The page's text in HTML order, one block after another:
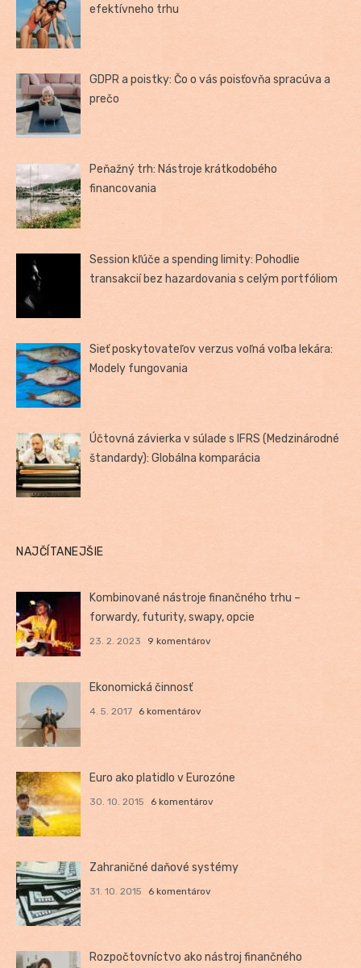
efektívneho trhu
GDPR a poistky: Čo o vás poisťovňa spracúva a
prečo
Peňažný trh: Nástroje krátkodobého
financovania
Session kľúče a spending limity: Pohodlie
transakcií bez hazardovania s celým portfóliom
Sieť poskytovateľov verzus voľná voľba lekára:
Modely fungovania
Účtovná závierka v súlade s IFRS (Medzinárodné
štandardy): Globálna komparácia
NAJČÍTANEJŠIE
Kombinované nástroje finančného trhu –
forwardy, futurity, swapy, opcie
23. 2. 2023 9 komentárov
Ekonomická činnosť
4. 5. 2017 6 komentárov
Euro ako platidlo v Eurozóne
30. 10. 2015 6 komentárov
Zahraničné daňové systémy
31. 10. 2015 6 komentárov
Rozpočtovníctvo ako nástroj finančného